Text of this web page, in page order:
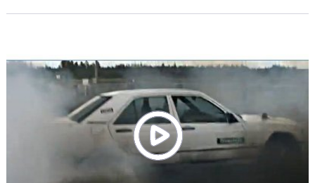
intéressants de rouler vintage sans restrictions.